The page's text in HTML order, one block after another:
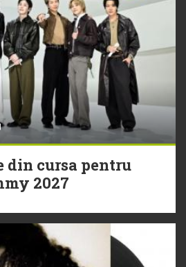
din cursa pentru
2027